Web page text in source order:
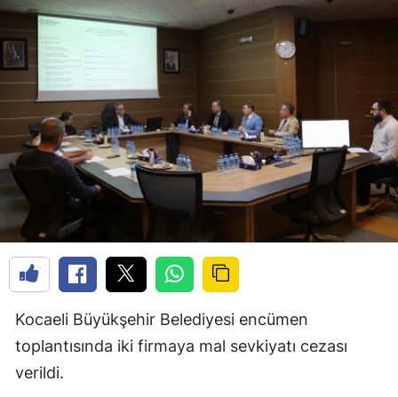
Kocaeli Büyükşehir Belediyesi encümen
toplantısında iki firmaya mal sevkiyatı cezası
verildi.